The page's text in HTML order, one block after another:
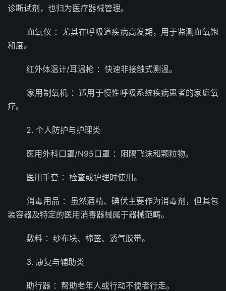
诊断试剂，也归为医疗器械管理。
血氧仪 ：尤其在呼吸道疾病高发期，用于监测血氧饱
和度。
红外体温计/耳温枪 ：快速非接触式测温。
家用制氧机 ：适用于慢性呼吸系统疾病患者的家庭氧
疗。
2. 个人防护与护理类
医用外科口罩/N95口罩 ：阻隔飞沫和颗粒物。
医用手套 ：检查或护理时使用。
消毒用品 ：虽然酒精、碘伏主要作为消毒剂，但其包
装容器及特定的医用消毒器械属于器械范畴。
敷料 ：纱布块、棉签、透气胶带。
3. 康复与辅助类
助行器 ：帮助老年人或行动不便者行走。